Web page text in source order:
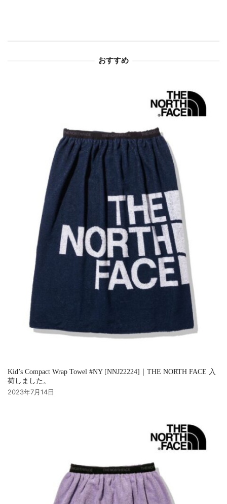
おすすめ
Kid’s Compact Wrap Towel #NY [NNJ22224]｜THE NORTH FACE 入
荷しました。
2023年7月14日